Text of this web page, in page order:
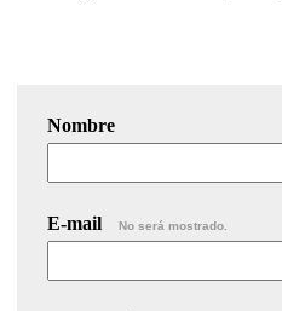
Nombre
E-mail No será mostrado.